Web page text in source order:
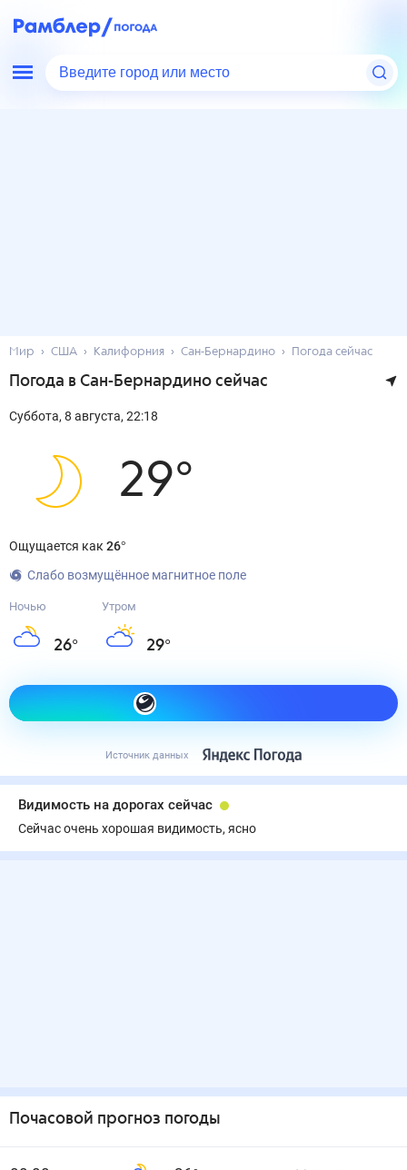
Введите город или место
Мир США Калифорния Сан-Бернардино Погода сейчас
Погода в Сан-Бернардино сейчас
Суббота, 8 августа, 22:18
29°
Ощущается как 26°
Слабо возмущённое магнитное поле
Ночью
26°
Утром
29°
Как одеться сегодня
Источник данных
Видимость на дорогах сейчас
Сейчас очень хорошая видимость, ясно
Почасовой прогноз погоды